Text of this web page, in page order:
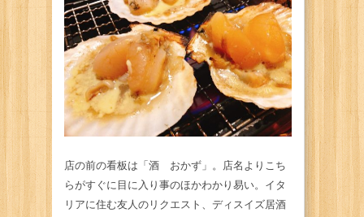
店の前の看板は「酒 おかず」。店名よりこち
らがすぐに目に入り事のほかわかり易い。イタ
リアに住む友人のリクエスト、ディスイズ居酒